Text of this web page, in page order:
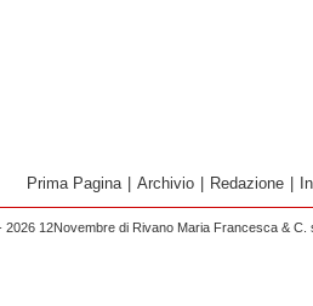
Prima Pagina Archivio Redazione
2026 12Novembre di Rivano Maria Francesca &